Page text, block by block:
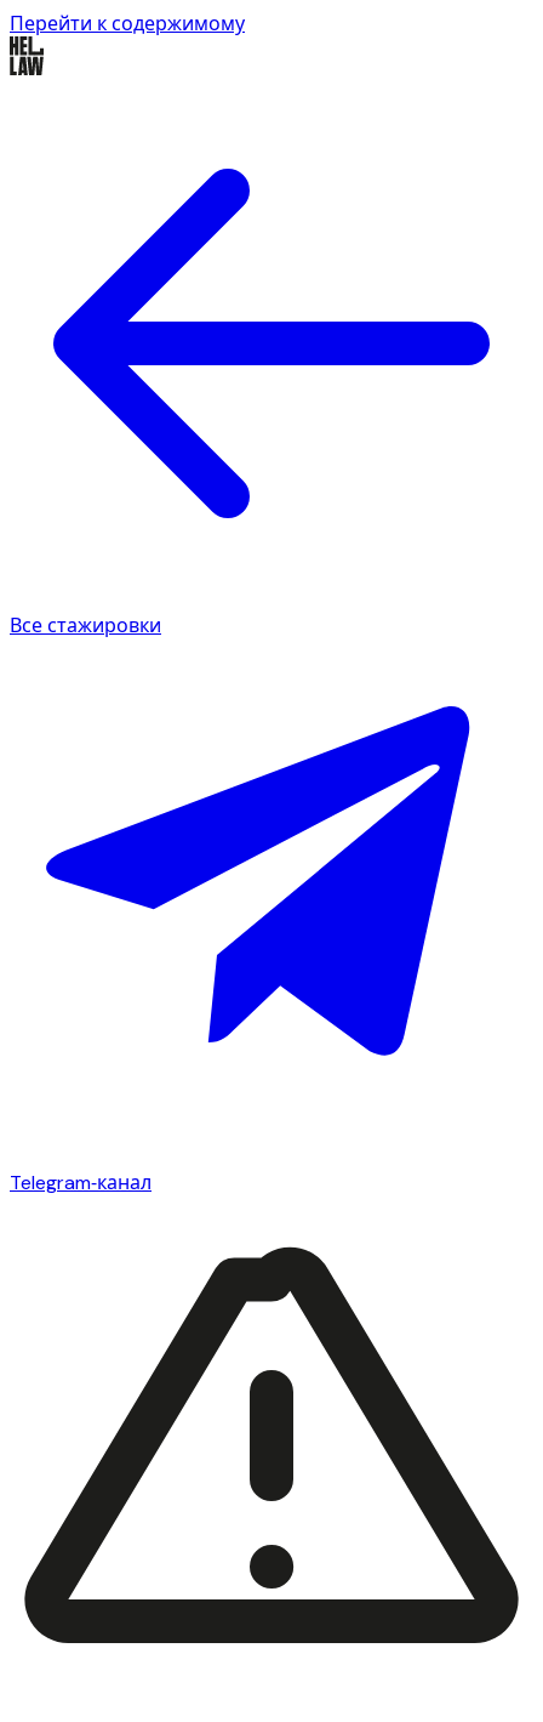
Перейти к содержимому
Все стажировки
Telegram‑канал